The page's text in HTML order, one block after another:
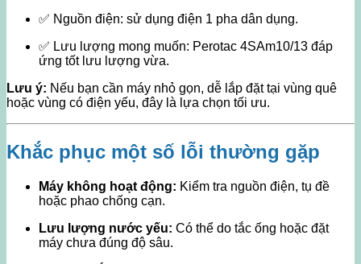
✅ Nguồn điện: sử dụng điện 1 pha dân dụng.
✅ Lưu lượng mong muốn: Perotac 4SAm10/13 đáp
ứng tốt lưu lượng vừa.
Lưu ý: Nếu bạn cần máy nhỏ gọn, dễ lắp đặt tại vùng quê
hoặc vùng có điện yếu, đây là lựa chọn tối ưu.
Khắc phục một số lỗi thường gặp
Máy không hoạt động: Kiểm tra nguồn điện, tụ đề
hoặc phao chống cạn.
Lưu lượng nước yếu: Có thể do tắc ống hoặc đặt
máy chưa đúng độ sâu.